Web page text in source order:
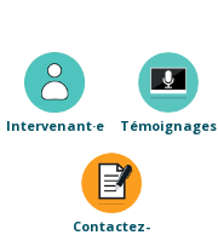
Intervenant·e Témoignages
Contactez-